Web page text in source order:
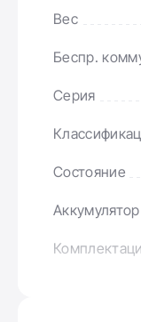
Вес
Беспр.
Серия
Состояние
Аккумулятор